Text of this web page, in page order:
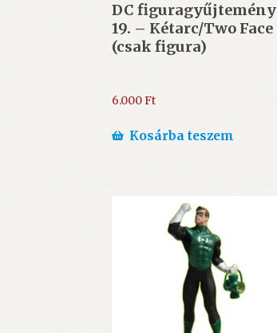
DC figuragyűjtemény
19. – Kétarc/Two Face
(csak figura)
6.000Ft
Kosárba teszem